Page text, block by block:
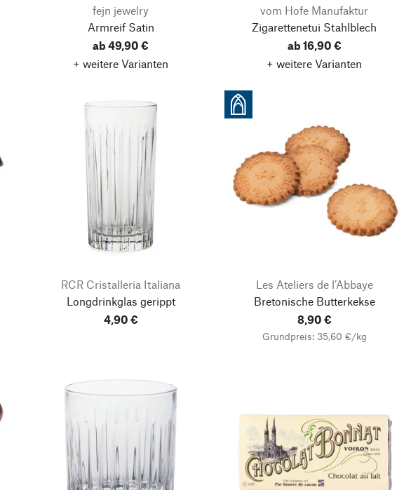
fejn jewelry
Armreif Satin
ab 49,90 €
+ weitere Varianten
vom Hofe Manufaktur
Zigarettenetui Stahlblech
ab 16,90 €
+ weitere Varianten
RCR Cristalleria Italiana
Longdrinkglas gerippt
4,90 €
Les Ateliers de l’Abbaye
Bretonische Butterkekse
8,90 €
Grundpreis: 35,60 €/kg